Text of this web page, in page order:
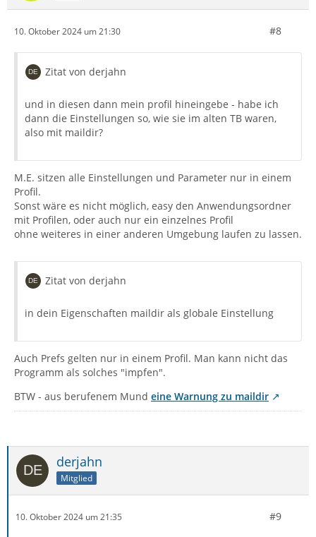
10. Oktober 2024 um 21:30 #8
Zitat von derjahn
und in diesen dann mein profil hineingebe - habe ich
dann die Einstellungen so, wie sie im alten TB waren,
also mit maildir?
M.E. sitzen alle Einstellungen und Parameter nur in einem
Profil.
Sonst wäre es nicht möglich, easy den Anwendungsordner
mit Profilen, oder auch nur ein einzelnes Profil
ohne weiteres in einer anderen Umgebung laufen zu lassen.
Zitat von derjahn
in dein Eigenschaften maildir als globale Einstellung
Auch Prefs gelten nur in einem Profil. Man kann nicht das
Programm als solches "impfen".
BTW - aus berufenem Mund eine Warnung zu maildir
derjahn
Mitglied
10. Oktober 2024 um 21:35 #9